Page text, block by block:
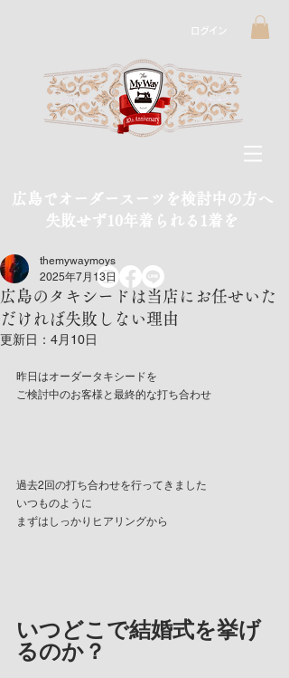
ログイン
広島でオーダースーツを検討中の方へ
​失敗せず10年着られる1着を
広島のタキシードは当店にお任せいた
だければ失敗しない理由
themywaymoys
2025年7月13日
更新日： 4月10日
昨日はオーダータキシードを
ご検討中のお客様と最終的な打ち合わせ
過去2回の打ち合わせを行ってきました
いつものように
まずはしっかりヒアリングから
いつどこで結婚式を挙げ
るのか？